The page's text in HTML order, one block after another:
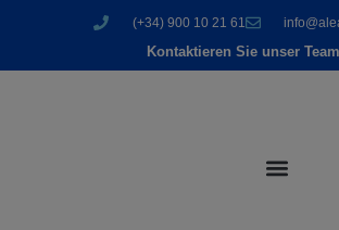
(+34) 900 10 21 61
Kontaktieren Sie unser Team